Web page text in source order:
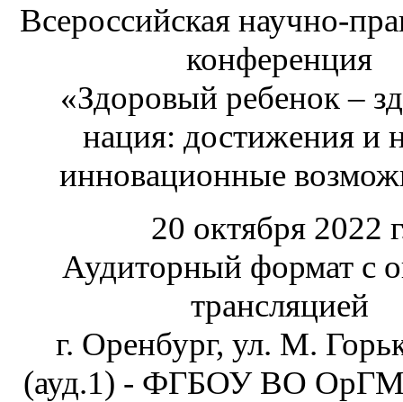
Всероссийская научно-
конференция
«Здоровый ребенок –
нация: достижения и
инновационные
20 октября 2022
Аудиторный формат с
трансляцией
г. Оренбург, ул. М.
(ауд.1) - ФГБОУ ВО